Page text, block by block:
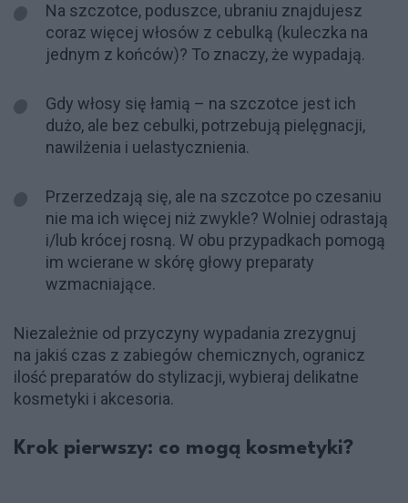
Na szczotce, poduszce, ubraniu znajdujesz
coraz więcej włosów z cebulką (kuleczka na
jednym z końców)? To znaczy, że wypadają.
Gdy włosy się łamią – na szczotce jest ich
dużo, ale bez cebulki, potrzebują pielęgnacji,
nawilżenia i uelastycznienia.
Przerzedzają się, ale na szczotce po czesaniu
nie ma ich więcej niż zwykle? Wolniej odrastają
i/lub krócej rosną. W obu przypadkach pomogą
im wcierane w skórę głowy preparaty
wzmacniające.
Niezależnie od przyczyny wypadania zrezygnuj
na jakiś czas z zabiegów chemicznych, ogranicz
ilość preparatów do stylizacji, wybieraj delikatne
kosmetyki i akcesoria.
Krok pierwszy: co mogą kosmetyki?